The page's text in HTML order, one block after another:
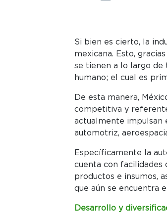
Si bien es cierto, la
mexicana. Esto,
se tienen a lo largo de
humano; el cual es
De esta manera,
competitiva y
actualmente impulsan
automotriz,
Específicamente la
cuenta con facilidades
productos e insumos,
que aún se encuentra
Desarrollo y